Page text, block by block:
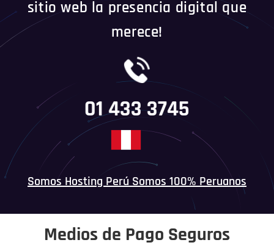
sitio web la presencia digital que
merece!
01 433 3745
Somos Hosting Perú Somos 100% Peruanos
Medios de Pago Seguros